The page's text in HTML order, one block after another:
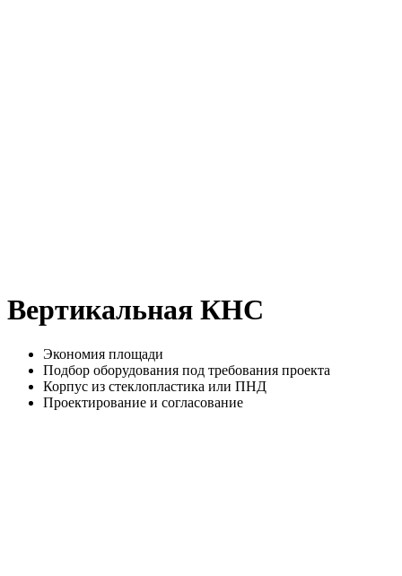
Вертикальная КНС
Экономия площади
Подбор оборудования под требования проекта
Корпус из стеклопластика или ПНД
Проектирование и согласование